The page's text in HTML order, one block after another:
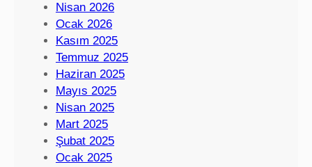
Nisan 2026
Ocak 2026
Kasım 2025
Temmuz 2025
Haziran 2025
Mayıs 2025
Nisan 2025
Mart 2025
Şubat 2025
Ocak 2025